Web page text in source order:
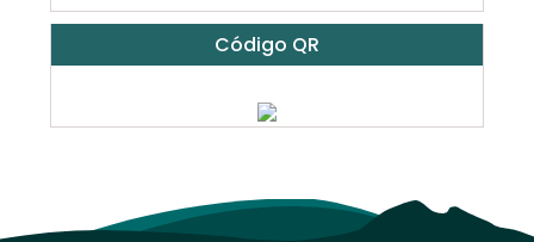
Código QR